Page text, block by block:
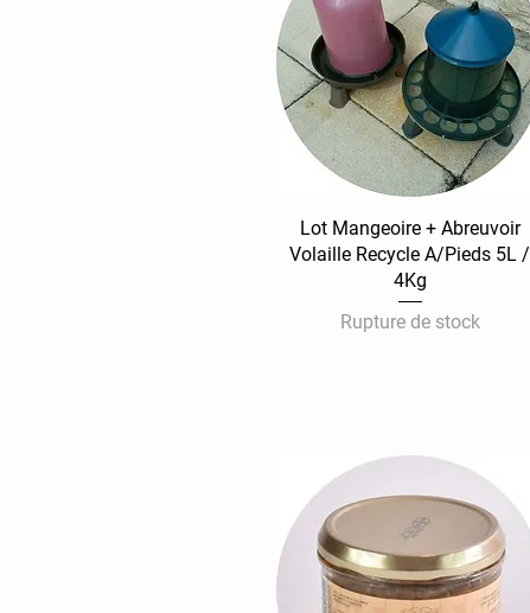
Aperçu rapide
Lot Mangeoire + Abreuvoir
Volaille Recycle A/Pieds 5L /
4Kg
Rupture de stock